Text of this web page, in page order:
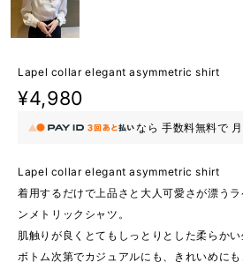
Lapel collar elegant asymmetric shirt
¥4,980
なら 手数料無料で
Lapel collar elegant asymmetric shirt
着用するだけで上品さと大人可愛さが漂う
ンメトリックシャツ。
肌触りが良くとてもしっとりとした柔らかい
ボトム次第でカジュアルにも、きれいめにも